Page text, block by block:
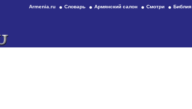
Armenia.ru Словарь Армянский салон Смотри Библия